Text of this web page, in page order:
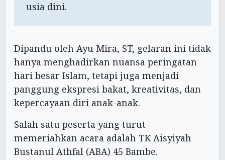
usia dini.
Dipandu oleh Ayu Mira, ST, gelaran ini tidak
hanya menghadirkan nuansa peringatan
hari besar Islam, tetapi juga menjadi
panggung ekspresi bakat, kreativitas, dan
kepercayaan diri anak-anak.
Salah satu peserta yang turut
memeriahkan acara adalah TK Aisyiyah
Bustanul Athfal (ABA) 45 Bambe.